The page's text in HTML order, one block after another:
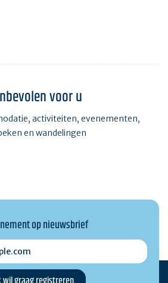
voor u
activiteiten, evenementen,
en wandelingen
op nieuwsbrief